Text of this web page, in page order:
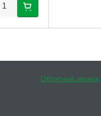
Обратный звонок